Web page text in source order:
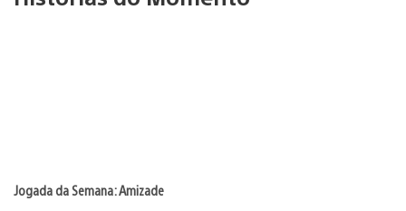
Jogada da Semana: Amizade